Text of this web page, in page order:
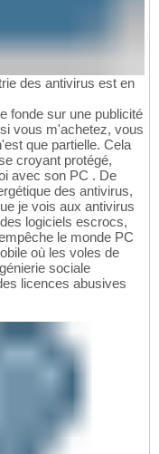
des antivirus est en
fonde sur une publicité
vous m'achetez, vous
que partielle. Cela
croyant protégé,
avec son PC . De
des antivirus,
je vois aux antivirus
logiciels escrocs,
le monde PC
où les voles de
sociale
licences abusives